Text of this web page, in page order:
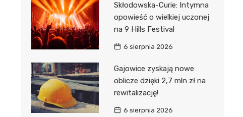
Skłodowska-Curie: Intymna
opowieść o wielkiej uczonej
na 9 Hills Festival
6 sierpnia 2026
Gajowice zyskają nowe
oblicze dzięki 2,7 mln zł na
rewitalizację!
6 sierpnia 2026